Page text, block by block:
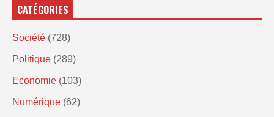
CATÉGORIES
Société (728)
Politique (289)
Economie (103)
Numérique (62)